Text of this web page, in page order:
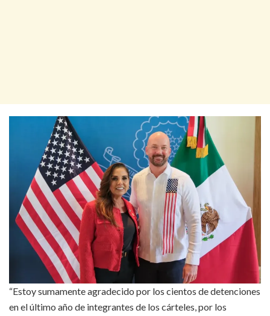
“Estoy sumamente agradecido por los cientos de detenciones
en el último año de integrantes de los cárteles, por los